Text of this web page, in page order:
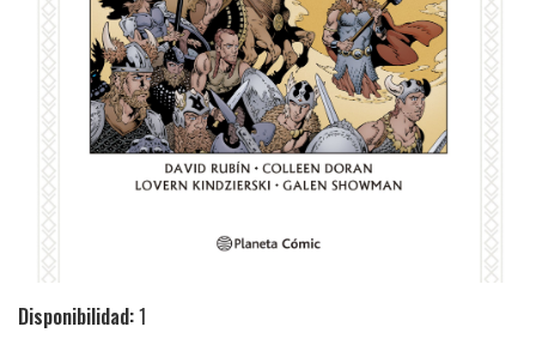
Disponibilidad:1